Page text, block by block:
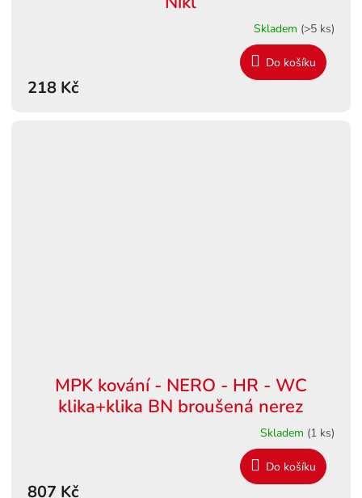
Skladem (>5 ks)
218 Kč
Do košíku
MPK kování - NERO - HR - WC
klika+klika BN broušená nerez
Skladem (1 ks)
807 Kč
Do košíku